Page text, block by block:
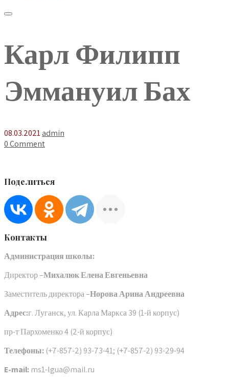
Карл Филипп
Эммануил Бах
08.03.2021admin
0 Comment
Поделиться
Контакты
Администрация школы:
Директор –Михалюк Елена Евгеньевна
Заместитель директора –Норова Арина Андреевна
Адрес:г. Луганск, ул. Карла Маркса 39 (1-й корпус)
пр-т Пархоменко 4 (2-й корпус)
Телефоны: (+7-857-2) 93-73-41; (+7-857-2) 93-29-94
E-mail: ms1-lgua@mail.ru